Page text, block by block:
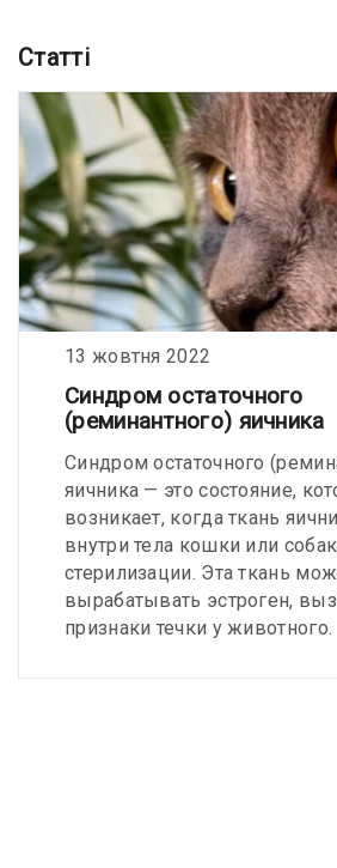
Статті
13 жовтня 2022
Синдром остаточного
(реминантного) яичника
Синдром остаточного
яичника — это состояние,
возникает, когда ткань
внутри тела кошки или
стерилизации. Эта ткань
вырабатывать эстроген,
признаки течки у животного.